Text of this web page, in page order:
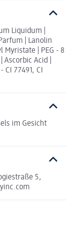
Liquidum |
| Lanolin
Myristate | PEG - 8
Acid |
77491, CI
im Gesicht
5,